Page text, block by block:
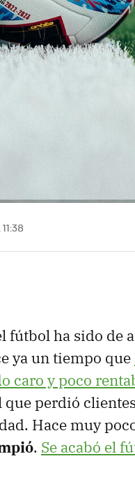
fútbol ha sido de
ya un tiempo que
caro y poco
perdió
Hace muy
. Se acabó el